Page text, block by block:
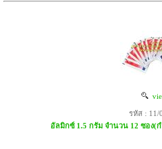
รหัส : 11/
อัลมิกซ์ 1.5 กรัม จำนวน 12 ซอง